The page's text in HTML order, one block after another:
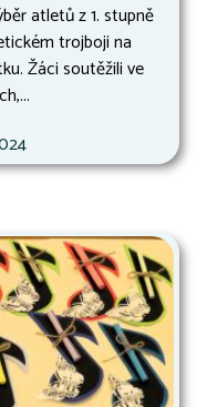
atletů z 1. stupně
trojboji na
Žáci soutěžili ve